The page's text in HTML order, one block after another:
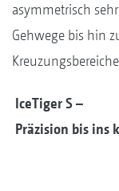
asymmetrisch
Gehwege bis hin
IceTiger S –
Präzision bis ins